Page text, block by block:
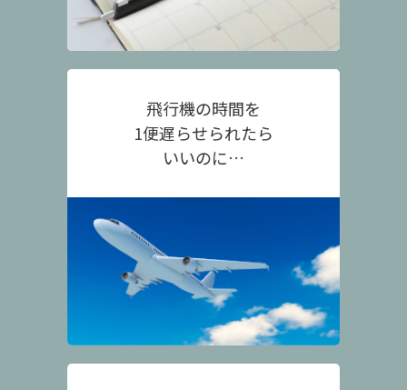
飛行機の時間を
1便遅らせられたら
いいのに…